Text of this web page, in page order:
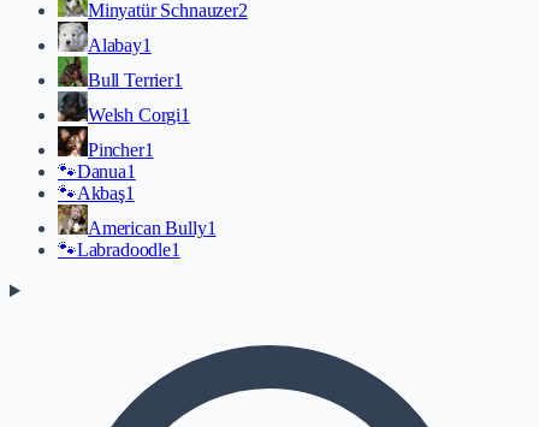
Minyatür Schnauzer2
Alabay1
Bull Terrier1
Welsh Corgi1
Pincher1
🐾Danua1
🐾Akbaş1
American Bully1
🐾Labradoodle1